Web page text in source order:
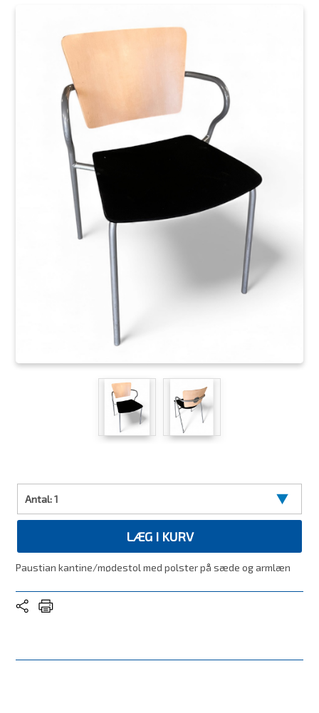
Antal:1
LÆG I KURV
Paustian kantine/mødestol med polster på sæde og armlæn